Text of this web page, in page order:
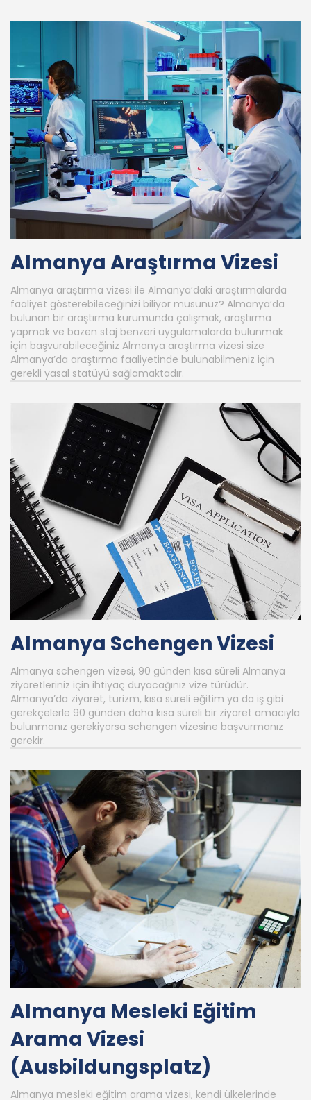
Almanya Araştırma Vizesi
Almanya araştırma vizesi ile Almanya’daki araştırmalarda
faaliyet gösterebileceğinizi biliyor musunuz? Almanya’da
bulunan bir araştırma kurumunda çalışmak, araştırma
yapmak ve bazen staj benzeri uygulamalarda bulunmak
için başvurabileceğiniz Almanya araştırma vizesi size
Almanya’da araştırma faaliyetinde bulunabilmeniz için
gerekli yasal statüyü sağlamaktadır.
Almanya Schengen Vizesi
Almanya schengen vizesi, 90 günden kısa süreli Almanya
ziyaretleriniz için ihtiyaç duyacağınız vize türüdür.
Almanya’da ziyaret, turizm, kısa süreli eğitim ya da iş gibi
gerekçelerle 90 günden daha kısa süreli bir ziyaret amacıyla
bulunmanız gerekiyorsa schengen vizesine başvurmanız
gerekir.
Almanya Mesleki Eğitim
Arama Vizesi
(Ausbildungsplatz)
Almanya mesleki eğitim arama vizesi, kendi ülkelerinde